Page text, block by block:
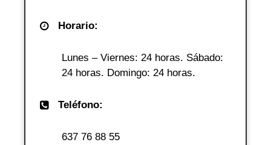
Horario:
Lunes – Viernes: 24 horas. Sábado:
24 horas. Domingo: 24 horas.
Teléfono:
637 76 88 55